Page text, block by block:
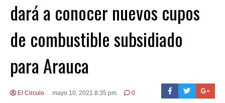
dará a conocer nuevos cupos
de combustible subsidiado
para Arauca
El Circulo mayo 10, 2021 8:35 pm 0